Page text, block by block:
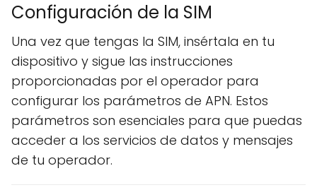
Configuración de la SIM
Una vez que tengas la SIM, insértala en tu
dispositivo y sigue las instrucciones
proporcionadas por el operador para
configurar los parámetros de APN. Estos
parámetros son esenciales para que puedas
acceder a los servicios de datos y mensajes
de tu operador.